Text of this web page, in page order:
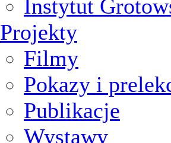
Instytut
Projekty
Filmy
Pokazy i
Publikacje
Wystawy